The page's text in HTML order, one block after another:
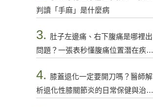
判讀「手麻」是什麼病
3. 肚子左邊痛、右下腹痛是哪裡出
問題？一張表秒懂腹痛位置潛在疾病
4. 膝蓋退化一定要開刀嗎？醫師解
析退化性膝關節炎的日常保健與治療